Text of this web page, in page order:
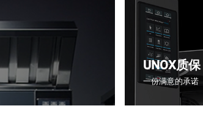
UNOX质保
一份满意的承诺